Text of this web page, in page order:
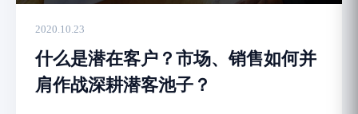
2020.10.23
什么是潜在客户？市场、销售如何并
肩作战深耕潜客池子？